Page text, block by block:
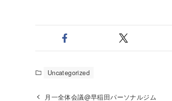
Uncategorized
月一全体会議@早稲田パーソナルジム